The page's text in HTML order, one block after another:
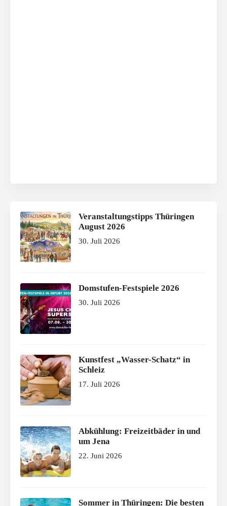
Veranstaltungstipps Thüringen
August 2026
30. Juli 2026
Domstufen-Festspiele 2026
30. Juli 2026
Kunstfest „Wasser-Schatz“ in
Schleiz
17. Juli 2026
Abkühlung: Freizeitbäder in und
um Jena
22. Juni 2026
Sommer in Thüringen: Die besten